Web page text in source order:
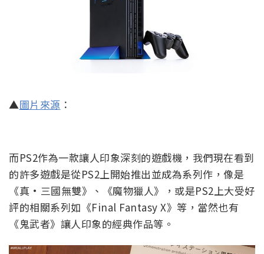
▲圖片來源 ：
而PS2作為一款讓人印象深刻的遊戲機，我們現在看到
的許多遊戲是從PS2上開始推出並成為系列作，像是
《真·三國無雙》、《魔物獵人》，或是PS2上大受好
評的相關系列如《Final Fantasy X》等，當然也有
《鬼武者》讓人印象的經典作品等。